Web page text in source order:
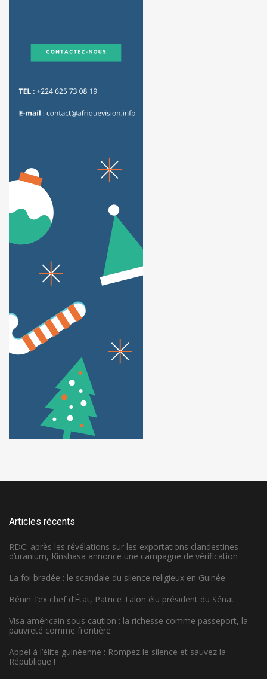
Articles récents
RDC: après les révélations sur les exportations clandestines
d’uranium, Kinshasa annonce une campagne de vérification
La foi bradée : le scandale du silence religieux en Guinée
Bénin: l’ex chef d’État, Patrice Talon élu président du Sénat
Visa américain sous caution : la richesse comme passeport, la
pauvreté comme frontière
Appel à l’élite guinéenne : Rompez le silence et sauvez la
République !